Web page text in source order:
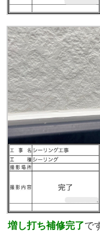
増し打ち補修完了で